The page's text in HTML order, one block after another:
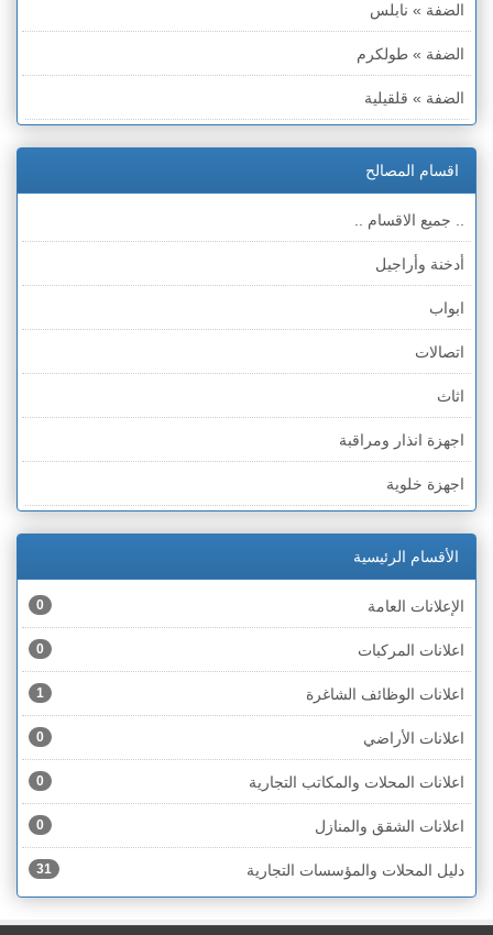
الضفة » نابلس
الضفة » طولكرم
الضفة » قلقيلية
الضفة » رام الله والبيره
الضفة » أريحا
الضفة » الخليل
الضفة » بيت لحم
قطاع غزة
الخط الأخضر » حيفا
الخط الأخضر » رهط
الخط الأخضر » أم الفحم
الخط الأخضر » الناصرة
الخط الأخضر » عكا ونهاريا
الخط الأخضر » الجليل
الخط الأخضر » مرج ابن عامر
الخط الأخضر » البطوف
الخط الأخضر » الجولان
الخط الأخضر » الشارون
الخط الأخضر » القدس
اقسام المصالح
.. جميع الاقسام ..
أدخنة وأراجيل
ابواب
اتصالات
اثاث
اجهزة انذار ومراقبة
اجهزة خلوية
اجهزة كهربائية
اجهزة مكتبية
احذية
اختام
اخشاب
ادوات رياضية
ادوات صحية
ادوات كهربائية
ادوات منزلية
الأقسام الرئيسية
الإعلانات العامة 0
اعلانات المركبات 0
اعلانات الوظائف الشاغرة 1
اعلانات الأراضي 0
اعلانات المحلات والمكاتب التجارية 0
اعلانات الشقق والمنازل 0
دليل المحلات والمؤسسات التجارية 31